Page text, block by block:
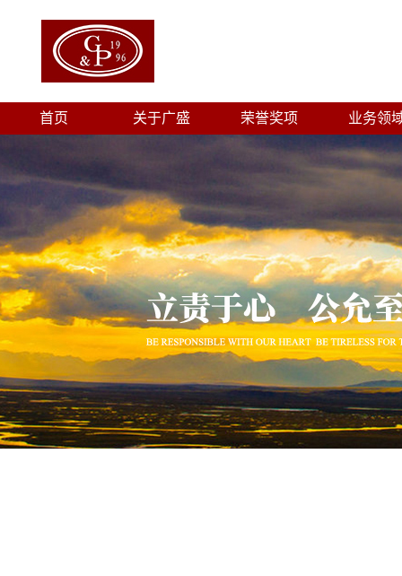
首页 关于广盛 荣誉奖项 业务领